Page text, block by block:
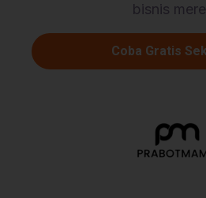
bisnis
Coba Gratis